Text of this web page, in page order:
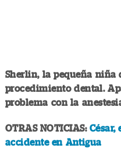
Sherlin, la pequeña
procedimiento dental.
problema con la
OTRAS NOTICIAS:
accidente en Antigua